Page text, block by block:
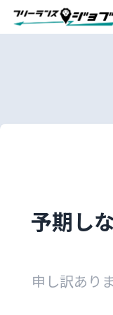
予期し
申し訳あり